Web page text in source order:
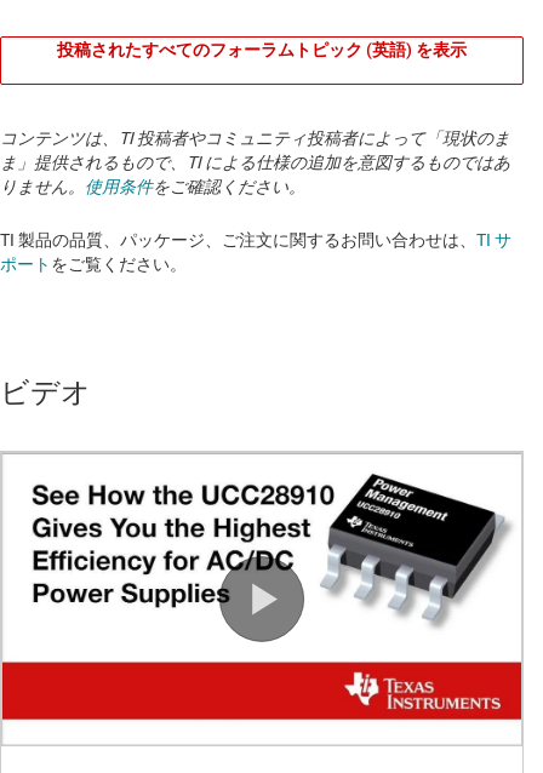
投稿されたすべてのフォーラムトピック (英語) を表示
コンテンツは、TI 投稿者やコミュニティ投稿者によって「現状のま
ま」提供されるもので、TI による仕様の追加を意図するものではあ
りません。 使用条件をご確認ください。
TI 製品の品質、パッケージ、ご注文に関するお問い合わせは、 TI サ
ポート をご覧ください。
ビデオ